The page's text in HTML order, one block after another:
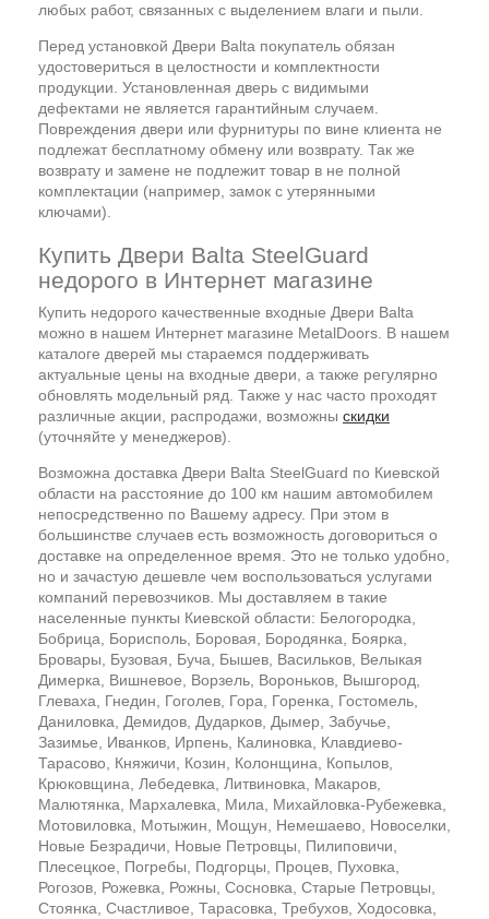
любых работ, связанных с выделением влаги и пыли.
Перед установкой Двери Balta покупатель обязан
удостовериться в целостности и комплектности
продукции. Установленная дверь с видимыми
дефектами не является гарантийным случаем.
Повреждения двери или фурнитуры по вине клиента не
подлежат бесплатному обмену или возврату. Так же
возврату и замене не подлежит товар в не полной
комплектации (например, замок с утерянными
ключами).
Купить Двери Balta SteelGuard
недорого в Интернет магазине
Купить недорого качественные входные Двери Balta
можно в нашем Интернет магазине MetalDoors. В нашем
каталоге дверей мы стараемся поддерживать
актуальные цены на входные двери, а также регулярно
обновлять модельный ряд. Также у нас часто проходят
различные акции, распродажи, возможны скидки
(уточняйте у менеджеров).
Возможна доставка Двери Balta SteelGuard по Киевской
области на расстояние до 100 км нашим автомобилем
непосредственно по Вашему адресу. При этом в
большинстве случаев есть возможность договориться о
доставке на определенное время. Это не только удобно,
но и зачастую дешевле чем воспользоваться услугами
компаний перевозчиков. Мы доставляем в такие
населенные пункты Киевской области: Белогородка,
Бобрица, Борисполь, Боровая, Бородянка, Боярка,
Бровары, Бузовая, Буча, Бышев, Васильков, Велыкая
Димерка, Вишневое, Ворзель, Вороньков, Вышгород,
Глеваха, Гнедин, Гоголев, Гора, Горенка, Гостомель,
Даниловка, Демидов, Дударков, Дымер, Забучье,
Зазимье, Иванков, Ирпень, Калиновка, Клавдиево-
Тарасово, Княжичи, Козин, Колонщина, Копылов,
Крюковщина, Лебедевка, Литвиновка, Макаров,
Малютянка, Мархалевка, Мила, Михайловка-Рубежевка,
Мотовиловка, Мотыжин, Мощун, Немешаево, Новоселки,
Новые Безрадичи, Новые Петровцы, Пилиповичи,
Плесецкое, Погребы, Подгорцы, Процев, Пуховка,
Рогозов, Рожевка, Рожны, Сосновка, Старые Петровцы,
Стоянка, Счастливое, Тарасовка, Требухов, Ходосовка,